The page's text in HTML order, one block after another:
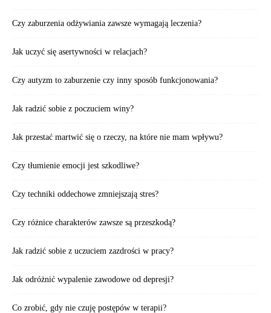
Czy zaburzenia odżywiania zawsze wymagają leczenia?
Jak uczyć się asertywności w relacjach?
Czy autyzm to zaburzenie czy inny sposób funkcjonowania?
Jak radzić sobie z poczuciem winy?
Jak przestać martwić się o rzeczy, na które nie mam wpływu?
Czy tłumienie emocji jest szkodliwe?
Czy techniki oddechowe zmniejszają stres?
Czy różnice charakterów zawsze są przeszkodą?
Jak radzić sobie z uczuciem zazdrości w pracy?
Jak odróżnić wypalenie zawodowe od depresji?
Co zrobić, gdy nie czuję postępów w terapii?